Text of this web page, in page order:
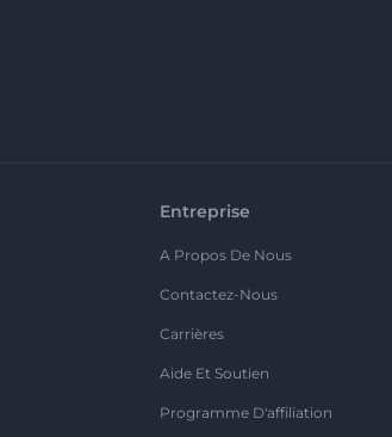
Entreprise
A Propos De Nous
Contactez-Nous
Carrières
Aide Et Soutien
Programme D'affiliation